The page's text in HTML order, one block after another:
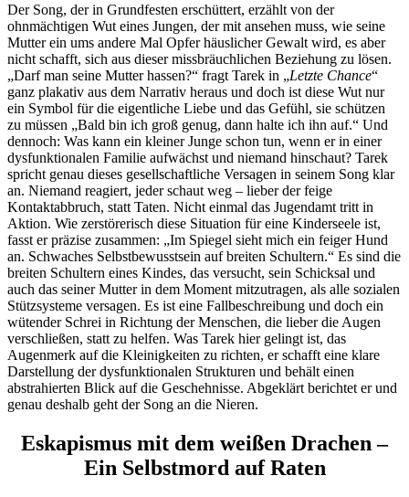
Der Song, der in Grundfesten erschüttert, erzählt von der
ohnmächtigen Wut eines Jungen, der mit ansehen muss, wie seine
Mutter ein ums andere Mal Opfer häuslicher Gewalt wird, es aber
nicht schafft, sich aus dieser missbräuchlichen Beziehung zu lösen.
„Darf man seine Mutter hassen?“ fragt Tarek in „Letzte Chance“
ganz plakativ aus dem Narrativ heraus und doch ist diese Wut nur
ein Symbol für die eigentliche Liebe und das Gefühl, sie schützen
zu müssen „Bald bin ich groß genug, dann halte ich ihn auf.“ Und
dennoch: Was kann ein kleiner Junge schon tun, wenn er in einer
dysfunktionalen Familie aufwächst und niemand hinschaut? Tarek
spricht genau dieses gesellschaftliche Versagen in seinem Song klar
an. Niemand reagiert, jeder schaut weg – lieber der feige
Kontaktabbruch, statt Taten. Nicht einmal das Jugendamt tritt in
Aktion. Wie zerstörerisch diese Situation für eine Kinderseele ist,
fasst er präzise zusammen: „Im Spiegel sieht mich ein feiger Hund
an. Schwaches Selbstbewusstsein auf breiten Schultern.“ Es sind die
breiten Schultern eines Kindes, das versucht, sein Schicksal und
auch das seiner Mutter in dem Moment mitzutragen, als alle sozialen
Stützsysteme versagen. Es ist eine Fallbeschreibung und doch ein
wütender Schrei in Richtung der Menschen, die lieber die Augen
verschließen, statt zu helfen. Was Tarek hier gelingt ist, das
Augenmerk auf die Kleinigkeiten zu richten, er schafft eine klare
Darstellung der dysfunktionalen Strukturen und behält einen
abstrahierten Blick auf die Geschehnisse. Abgeklärt berichtet er und
genau deshalb geht der Song an die Nieren.
Eskapismus mit dem weißen Drachen –
Ein Selbstmord auf Raten